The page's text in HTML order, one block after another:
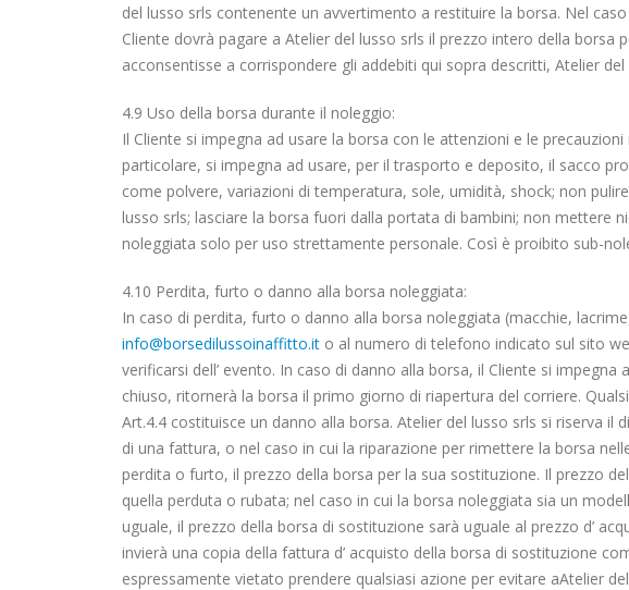
del lusso srls contenente un avvertimento a restituire la borsa. Nel
Cliente dovrà pagare a Atelier del lusso srls il prezzo intero della
acconsentisse a corrispondere gli addebiti qui sopra descritti, Atelier
4.9 Uso della borsa durante il noleggio:
Il Cliente si impegna ad usare la borsa con le attenzioni e le
particolare, si impegna ad usare, per il trasporto e deposito, il sacco
come polvere, variazioni di temperatura, sole, umidità, shock; non
lusso srls; lasciare la borsa fuori dalla portata di bambini; non mettere
noleggiata solo per uso strettamente personale. Così è proibito sub-
4.10 Perdita, furto o danno alla borsa noleggiata:
In caso di perdita, furto o danno alla borsa noleggiata (macchie,
info@borsedilussoinaffitto.it o al numero di telefono indicato sul sito
verificarsi dell’ evento. In caso di danno alla borsa, il Cliente si
chiuso, ritornerà la borsa il primo giorno di riapertura del corriere.
Art.4.4 costituisce un danno alla borsa. Atelier del lusso srls si riserva
di una fattura, o nel caso in cui la riparazione per rimettere la borsa
perdita o furto, il prezzo della borsa per la sua sostituzione. Il prezzo
quella perduta o rubata; nel caso in cui la borsa noleggiata sia un
uguale, il prezzo della borsa di sostituzione sarà uguale al prezzo d’
invierà una copia della fattura d’ acquisto della borsa di sostituzione
espressamente vietato prendere qualsiasi azione per evitare aAtelier